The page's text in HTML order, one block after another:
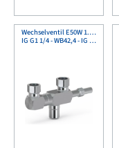
Wechselventil E50W 1.4301
IG G1 1/4 - WB42,4 - IG G1 1/4